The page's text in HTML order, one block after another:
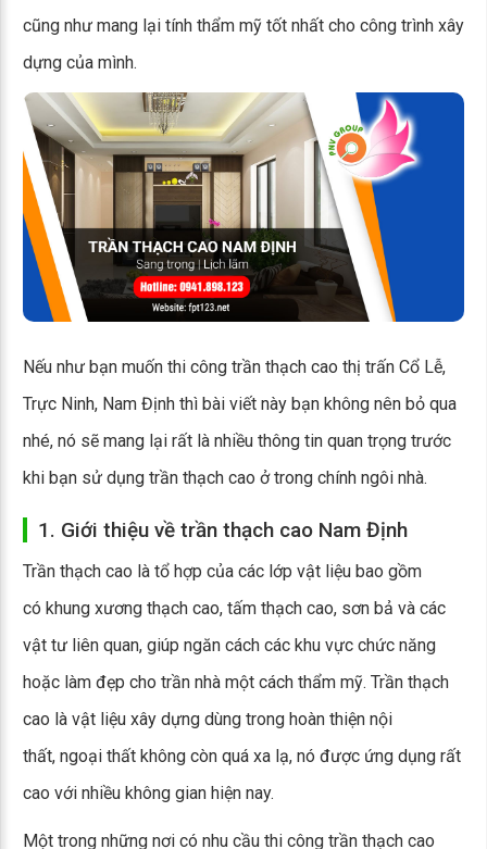
cũng như mang lại tính thẩm mỹ tốt nhất cho công trình xây
dựng của mình.
Nếu như bạn muốn thi công trần thạch cao thị trấn Cổ Lễ,
Trực Ninh, Nam Định thì bài viết này bạn không nên bỏ qua
nhé, nó sẽ mang lại rất là nhiều thông tin quan trọng trước
khi bạn sử dụng trần thạch cao ở trong chính ngôi nhà.
1. Giới thiệu về trần thạch cao Nam Định
Trần thạch cao là tổ hợp của các lớp vật liệu bao gồm
có khung xương thạch cao, tấm thạch cao, sơn bả và các
vật tư liên quan, giúp ngăn cách các khu vực chức năng
hoặc làm đẹp cho trần nhà một cách thẩm mỹ. Trần thạch
cao là vật liệu xây dựng dùng trong hoàn thiện nội
thất, ngoại thất không còn quá xa lạ, nó được ứng dụng rất
cao với nhiều không gian hiện nay.
Một trong những nơi có nhu cầu thi công trần thạch cao